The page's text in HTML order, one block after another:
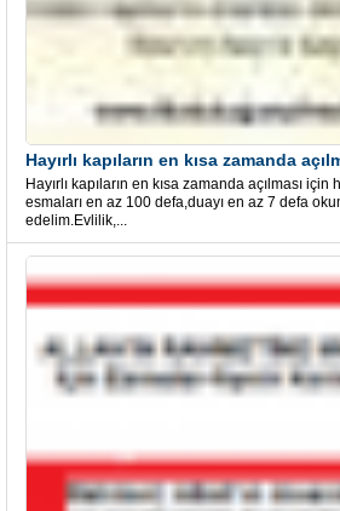
Hayırlı kapıların en kısa zamanda açılması
esmaları en az 100 defa,duayı en az 7 defa
edelim.Evlilik,...